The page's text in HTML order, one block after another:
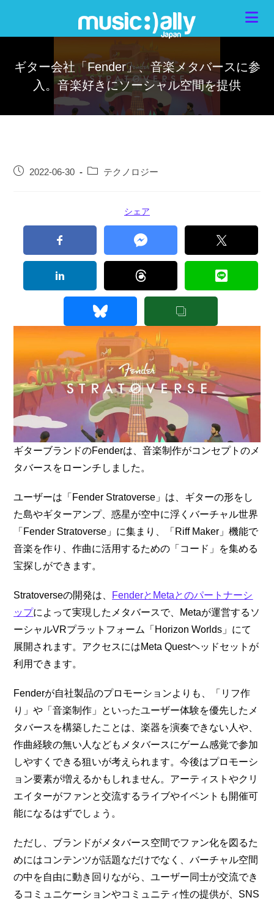
ギター会社「Fender」、音楽メタバースに参
入。音楽好きにソーシャル空間を提供
2022-06-30 テクノロジー
シェア
ギターブランドのFenderは、音楽制作がコンセプトのメ
タバースをローンチしました。
ユーザーは「Fender Stratoverse」は、ギターの形をし
た島やギターアンプ、惑星が空中に浮くバーチャル世界
「Fender Stratoverse」に集まり、「Riff Maker」機能で
音楽を作り、作曲に活用するための「コード」を集める
宝探しができます。
Stratoverseの開発は、 FenderとMetaとのパートナーシ
ップによって実現したメタバースで、Metaが運営するソ
ーシャルVRプラットフォーム「Horizon Worlds」にて
展開されます。アクセスにはMeta Questヘッドセットが
利用できます。
Fenderが自社製品のプロモーションよりも、「リフ作
り」や「音楽制作」といったユーザー体験を優先したメ
タバースを構築したことは、楽器を演奏できない人や、
作曲経験の無い人などもメタバースにゲーム感覚で参加
しやすくできる狙いが考えられます。今後はプロモーシ
ョン要素が増えるかもしれません。アーティストやクリ
エイターがファンと交流するライブやイベントも開催可
能になるはずでしょう。
ただし、ブランドがメタバース空間でファン化を図るた
めにはコンテンツが話題なだけでなく、バーチャル空間
の中を自由に動き回りながら、ユーザー同士が交流でき
るコミュニケーションやコミュニティ性の提供が、SNS